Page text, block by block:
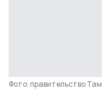
Фото: правительство